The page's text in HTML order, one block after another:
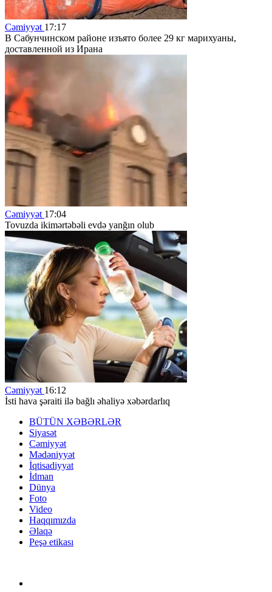
Cəmiyyət 17:17
В Сабунчинском районе изъято более 29 кг марихуаны,
доставленной из Ирана
Cəmiyyət 17:04
Tovuzda ikimərtəbəli evdə yanğın olub
Cəmiyyət 16:12
İsti hava şəraiti ilə bağlı əhaliyə xəbərdarlıq
BÜTÜN XƏBƏRLƏR
Siyasət
Cəmiyyət
Mədəniyyət
İqtisadiyyat
İdman
Dünya
Foto
Video
Haqqımızda
Əlaqə
Peşə etikası